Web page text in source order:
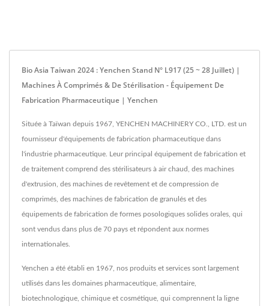
Bio Asia Taiwan 2024 : Yenchen Stand N° L917 (25 ~ 28 Juillet) |
Machines À Comprimés & De Stérilisation - Équipement De
Fabrication Pharmaceutique | Yenchen
Située à Taïwan depuis 1967, YENCHEN MACHINERY CO., LTD. est un
fournisseur d'équipements de fabrication pharmaceutique dans
l'industrie pharmaceutique. Leur principal équipement de fabrication et
de traitement comprend des stérilisateurs à air chaud, des machines
d'extrusion, des machines de revêtement et de compression de
comprimés, des machines de fabrication de granulés et des
équipements de fabrication de formes posologiques solides orales, qui
sont vendus dans plus de 70 pays et répondent aux normes
internationales.
Yenchen a été établi en 1967, nos produits et services sont largement
utilisés dans les domaines pharmaceutique, alimentaire,
biotechnologique, chimique et cosmétique, qui comprennent la ligne